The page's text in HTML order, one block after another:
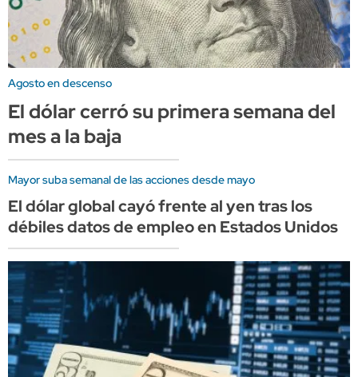
Agosto en descenso
El dólar cerró su primera semana del
mes a la baja
Mayor suba semanal de las acciones desde mayo
El dólar global cayó frente al yen tras los
débiles datos de empleo en Estados Unidos